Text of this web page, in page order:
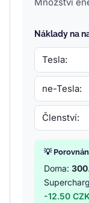
Náklady na
Tesla:
ne-Tesla:
Členství:
💡
Doma:
-12.50